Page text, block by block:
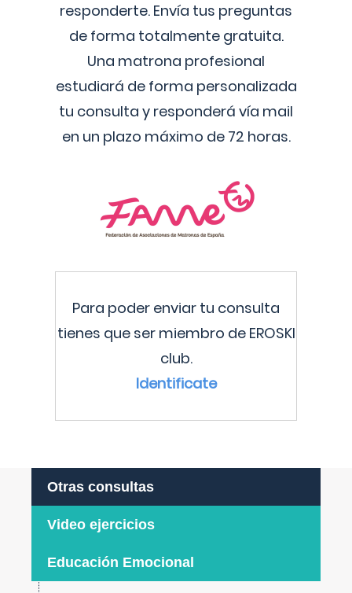
responderte. Envía tus preguntas
de forma totalmente gratuita.
Una matrona profesional
estudiará de forma personalizada
tu consulta y responderá vía mail
en un plazo máximo de 72 horas.
Para poder enviar tu consulta
tienes que ser miembro de EROSKI
club.
Identificate
Otras consultas
Video ejercicios
Educación Emocional